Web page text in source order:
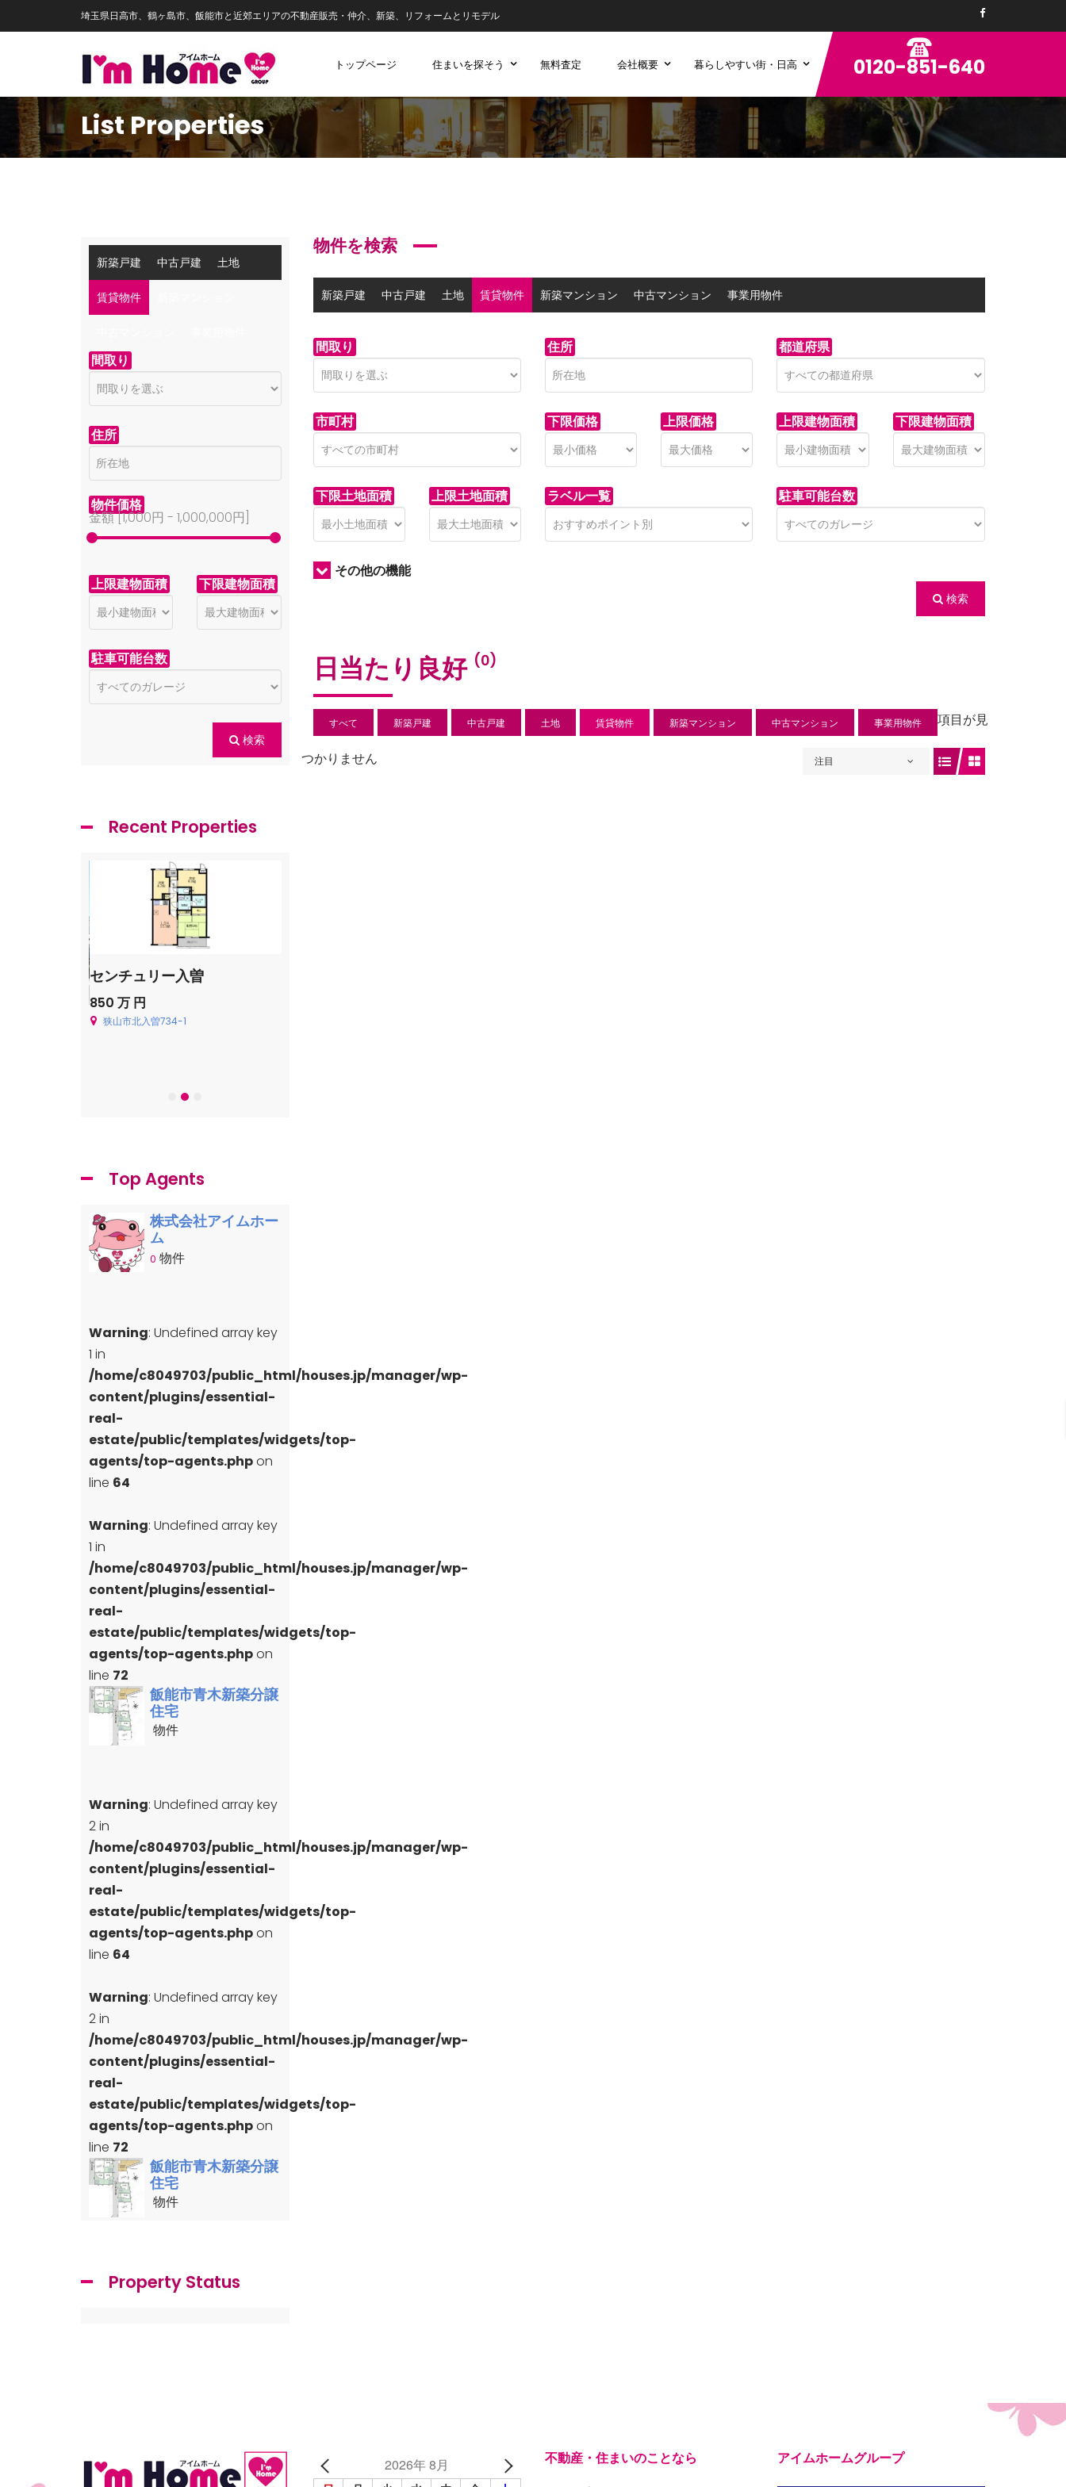
埼玉県日高市、鶴ヶ島市、飯能市と近郊エリアの不動産販売・仲介、新築、リフォームとリモデル
トップページ 住まいを探そう 無料査定 会社概要 暮らしやすい街・日高 0120-851-640
List Properties
物件を検索
新築戸建 中古戸建 土地 賃貸物件 新築マンション 中古マンション 事業用物件
間取り 住所 都道府県
市町村 下限価格 上限価格 上限建物面積 下限建物面積
下限土地面積 上限土地面積 ラベル一覧 駐車可能台数
その他の機能
検索
日当たり良好 (0)
すべて 新築戸建 中古戸建 土地 賃貸物件 新築マンション 中古マンション 事業用物件
注目
項目が見
つかりません
新築戸建 中古戸建 土地
賃貸物件
間取り
住所
物件価格
金額 [1,000円 - 1,000,000円
上限建物面積 下限建物面積
駐車可能台数
検索
Recent Properties
センチュリー入曽
850 万 円
狭山市北入曽734-1
Top Agents
株式会社アイムホー
ム
0 物件
Warning: Undefined array key
1 in
/home/c8049703/public_html/houses.jp/manager/wp-
content/plugins/essential-
real-
estate/public/templates/widgets/top-
agents/top-agents.phpon
line 64
Warning: Undefined array key
1 in
/home/c8049703/public_html/houses.jp/manager/wp-
content/plugins/essential-
real-
estate/public/templates/widgets/top-
agents/top-agents.phpon
line 72
飯能市青木新築分譲
住宅
物件
Warning: Undefined array key
2 in
/home/c8049703/public_html/houses.jp/manager/wp-
content/plugins/essential-
real-
estate/public/templates/widgets/top-
agents/top-agents.phpon
line 64
Warning: Undefined array key
2 in
/home/c8049703/public_html/houses.jp/manager/wp-
content/plugins/essential-
real-
estate/public/templates/widgets/top-
agents/top-agents.phpon
line 72
飯能市青木新築分譲
住宅
物件
Property Status
2026年 8月
不動産・住まいのことなら
アイムホームグループ